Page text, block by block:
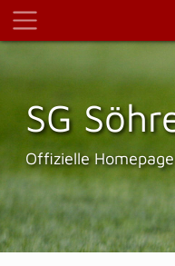
SG
Offizielle Homepage